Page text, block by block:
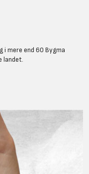
i mere end 60 Bygma
landet.